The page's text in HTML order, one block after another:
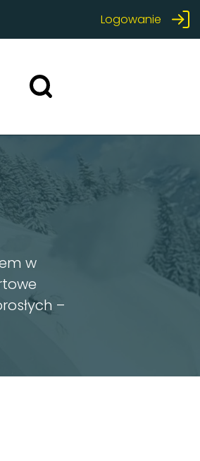
Logowanie
w
–